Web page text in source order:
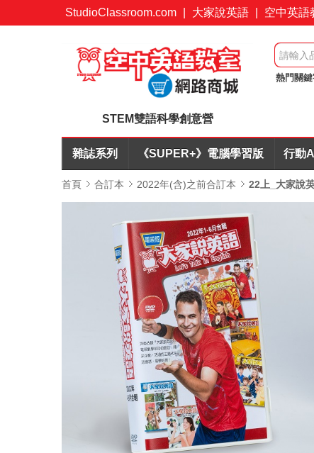
StudioClassroom.com 大家說英語 空中英語
熱門關鍵
STEM雙語科學創意營
雜誌系列 《SUPER+》電腦學習版 行動
首頁 合訂本 2022年(含)之前合訂本 22上_大家說